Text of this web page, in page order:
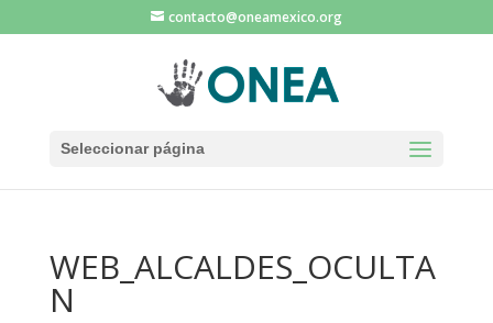
contacto@oneamexico.org
Seleccionar página
WEB_ALCALDES_OCULTA
N